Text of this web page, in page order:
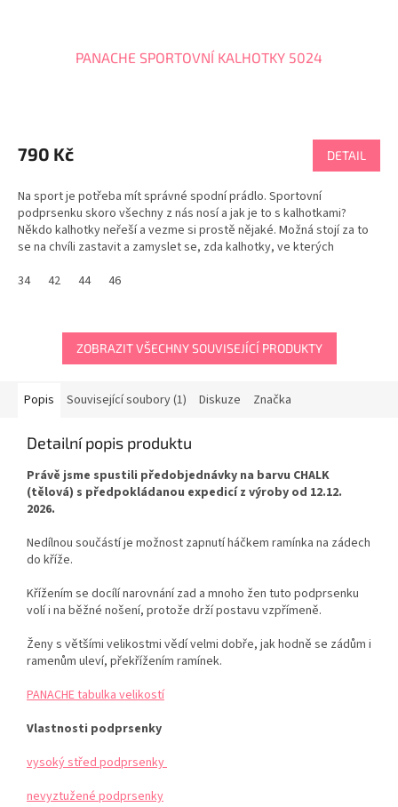
PANACHE SPORTOVNÍ KALHOTKY 5024
produktu
je
z
5
hvězdiček.
790 Kč DETAIL
Na sport je potřeba mít správné spodní prádlo. Sportovní
podprsenku skoro všechny z nás nosí a jak je to s kalhotkami?
Někdo kalhotky neřeší a vezme si prostě nějaké. Možná stojí za to
se na chvíli zastavit a zamyslet se, zda kalhotky, ve kterých
34
42 44 46
ZOBRAZIT VŠECHNY SOUVISEJÍCÍ PRODUKTY
Popis Související soubory (1) Diskuze Značka
Detailní popis produktu
Právě jsme spustili předobjednávky na barvu CHALK
(tělová) s předpokládanou expedicí z výroby od 12.12.
2026.
Nedílnou součástí je možnost zapnutí háčkem ramínka na zádech
do kříže.
Křížením se docílí narovnání zad a mnoho žen tuto podprsenku
volí i na běžné nošení, protože drží postavu vzpřímeně.
Ženy s většími velikostmi vědí velmi dobře, jak hodně se zádům i
ramenům uleví, překřížením ramínek.
PANACHE tabulka velikostí
Vlastnosti podprsenky
vysoký střed podprsenky
nevyztužené podprsenky